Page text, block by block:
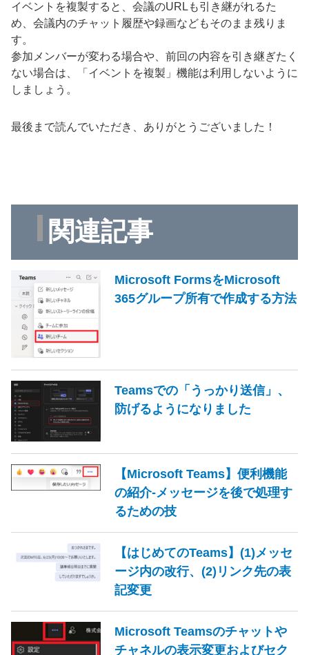
イベントを複製すると、会議のURLも引き継がれるた
め、会議内のチャット履歴や録画などもそのまま残りま
す。
参加メンバーが変わる場合や、前回の内容を引き継ぎたく
ない場合は、「イベントを複製」機能は利用しないように
しましょう。
最後まで読んでいただき、ありがとうございました！
関連記事
Microsoft FormsをMicrosoft
365グループ所有で作成する方法
Teamsでの「うっかり送信」、
防げるようになりました
【Microsoft Teams】便利機能
の紹介-メッセージを後で処理す
るための技
【はじめてのTeams】(1)メッセ
ージ内の改行、(2)リンク先の表
記変更
Microsoft Teamsのチャットや
チャネルの表示変更およびセク